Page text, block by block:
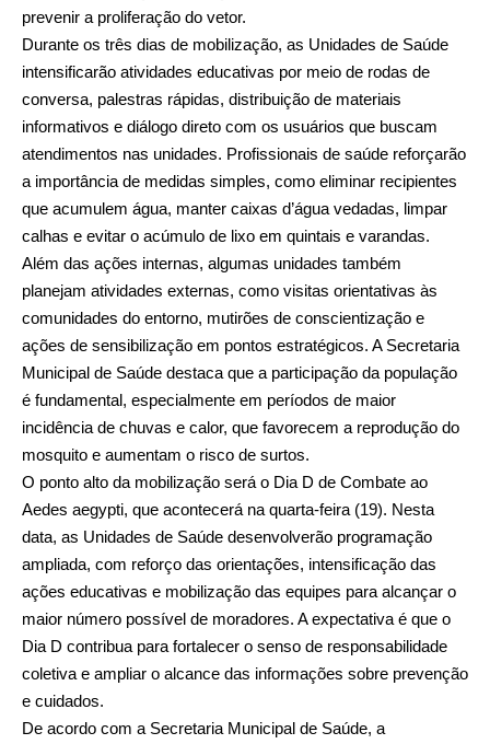
prevenir a proliferação do vetor.
Durante os três dias de mobilização, as Unidades de Saúde
intensificarão atividades educativas por meio de rodas de
conversa, palestras rápidas, distribuição de materiais
informativos e diálogo direto com os usuários que buscam
atendimentos nas unidades. Profissionais de saúde reforçarão
a importância de medidas simples, como eliminar recipientes
que acumulem água, manter caixas d’água vedadas, limpar
calhas e evitar o acúmulo de lixo em quintais e varandas.
Além das ações internas, algumas unidades também
planejam atividades externas, como visitas orientativas às
comunidades do entorno, mutirões de conscientização e
ações de sensibilização em pontos estratégicos. A Secretaria
Municipal de Saúde destaca que a participação da população
é fundamental, especialmente em períodos de maior
incidência de chuvas e calor, que favorecem a reprodução do
mosquito e aumentam o risco de surtos.
O ponto alto da mobilização será o Dia D de Combate ao
Aedes aegypti, que acontecerá na quarta-feira (19). Nesta
data, as Unidades de Saúde desenvolverão programação
ampliada, com reforço das orientações, intensificação das
ações educativas e mobilização das equipes para alcançar o
maior número possível de moradores. A expectativa é que o
Dia D contribua para fortalecer o senso de responsabilidade
coletiva e ampliar o alcance das informações sobre prevenção
e cuidados.
De acordo com a Secretaria Municipal de Saúde, a